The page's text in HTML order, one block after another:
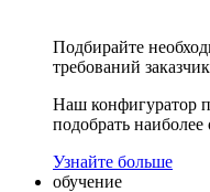
Подбирайте
требований
Наш конфигуратор
подобрать
Узнайте больше
обучение